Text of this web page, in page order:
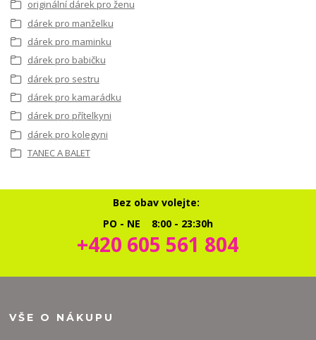
originální dárek pro ženu
dárek pro manželku
dárek pro maminku
dárek pro babičku
dárek pro sestru
dárek pro kamarádku
dárek pro přítelkyni
dárek pro kolegyni
TANEC A BALET
Bez obav volejte:
PO - NE 8:00 - 23:30h
+420 605 561 804
VŠE O NÁKUPU